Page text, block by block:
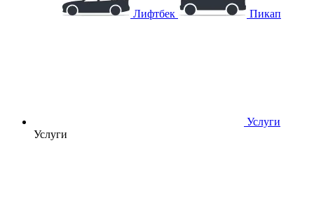
Лифтбек Пикап
Услуги
Услуги